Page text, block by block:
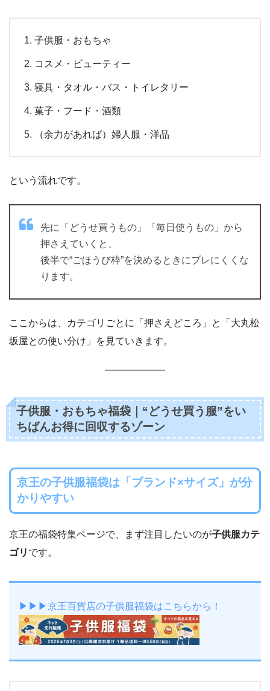
子供服・おもちゃ
コスメ・ビューティー
寝具・タオル・バス・トイレタリー
菓子・フード・酒類
（余力があれば）婦人服・洋品
という流れです。
先に「どうせ買うもの」「毎日使うもの」から
押さえていくと、
後半で“ごほうび枠”を決めるときにブレにくくな
ります。
ここからは、カテゴリごとに「押さえどころ」と「大丸松
坂屋との使い分け」を見ていきます。
子供服・おもちゃ福袋｜“どうせ買う服”をい
ちばんお得に回収するゾーン
京王の子供服福袋は「ブランド×サイズ」が分
かりやすい
京王の福袋特集ページで、まず注目したいのが子供服カテ
ゴリ です。
▶▶▶京王百貨店の子供服福袋はこちらから！